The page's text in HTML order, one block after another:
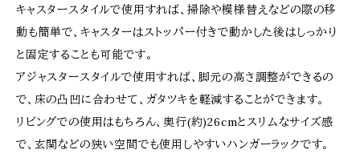
キャスタースタイルで使用すれば、掃除や模様替えなどの際の移
動も簡単で、キャスターはストッパー付きで動かした後はしっかり
と固定することも可能です。
アジャスタースタイルで使用すれば、脚元の高さ調整ができるの
で、床の凸凹に合わせて、ガタツキを軽減することができます。
リビングでの使用はもちろん、奥行(約)26cmとスリムなサイズ感
で、玄関などの狭い空間でも使用しやすいハンガーラックです。